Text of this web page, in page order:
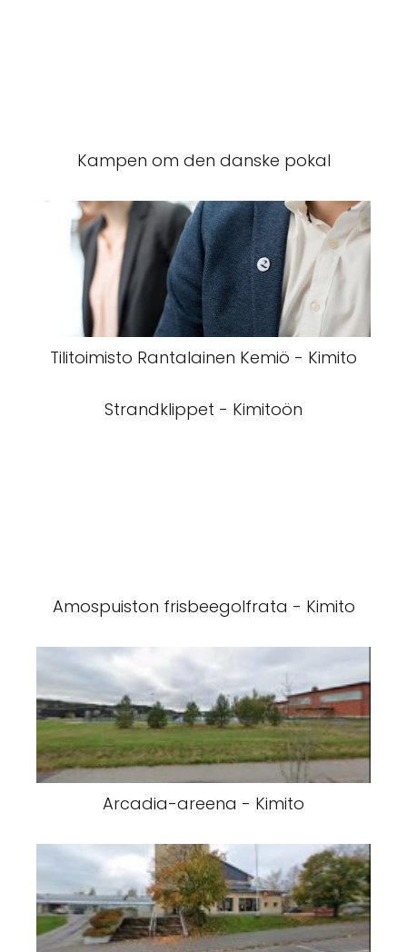
Kampen om den danske pokal
Tilitoimisto Rantalainen Kemiö - Kimito
Strandklippet - Kimitoön
Amospuiston frisbeegolfrata - Kimito
Arcadia-areena - Kimito